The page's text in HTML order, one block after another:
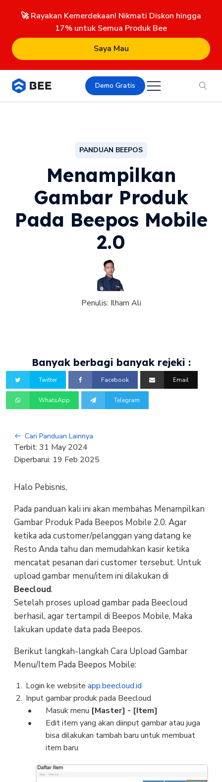
🚀 Rayakan Kemerdekaan! Nikmati Diskon hingga
17% untuk Semua Produk Bee
Saya Mau
Demo Gratis
PANDUAN BEEPOS
Menampilkan
Gambar Produk
Pada Beepos Mobile
2.0
Penulis: Ilham Ali
Banyak berbagi banyak rejeki :
Twitter Facebook Email
WhatsApp Telegram
Cari Panduan Lainnya
Terbit: 31 May 2024
Diperbarui: 19 Feb 2025
Halo Pebisnis,
Pada panduan kali ini akan membahas Menampilkan
Gambar Produk Pada Beepos Mobile 2.0. Agar
ketika ada customer/pelanggan yang datang ke
Resto Anda tahu dan memudahkan kasir ketika
mencatat pesanan dari customer tersebut. Untuk
upload gambar menu/item ini dilakukan di
Beecloud.
Setelah proses upload gambar pada Beecloud
berhasil, agar tertampil di Beepos Mobile, Maka
lakukan update data pada Beepos.
Berikut langkah-langkah Cara Upload Gambar
Menu/Item Pada Beepos Mobile:
Login ke website app.beecloud.id
Input gambar produk pada Beecloud
Masuk menu [Master] - [Item]
Edit item yang akan diinput gambar atau juga
bisa dilakukan tambah baru untuk membuat
item baru